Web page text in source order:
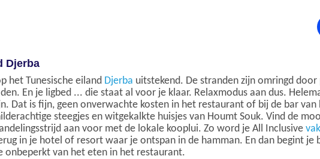
Djerba
het Tunesische eiland Djerba uitstekend. De stranden zijn omringd
En je ligbed ... die staat al voor je klaar. Relaxmodus aan dus.
Dat is fijn, geen onverwachte kosten in het restaurant of bij de bar
steegjes en witgekalkte huisjes van Houmt Souk. Vind de
aan voor met de lokale kooplui. Zo word je All Inclusive
in je hotel of resort waar je ontspan in de hamman. En dan begint je
onbeperkt van het eten in het restaurant.